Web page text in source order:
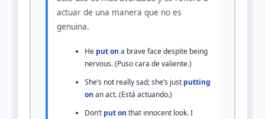
actuar de una manera que no es
genuina.
He put on a brave face despite being
nervous. (Puso cara de valiente.)
She’s not really sad; she’s just putting
on an act. (Está actuando.)
Don’t put on that innocent look. I